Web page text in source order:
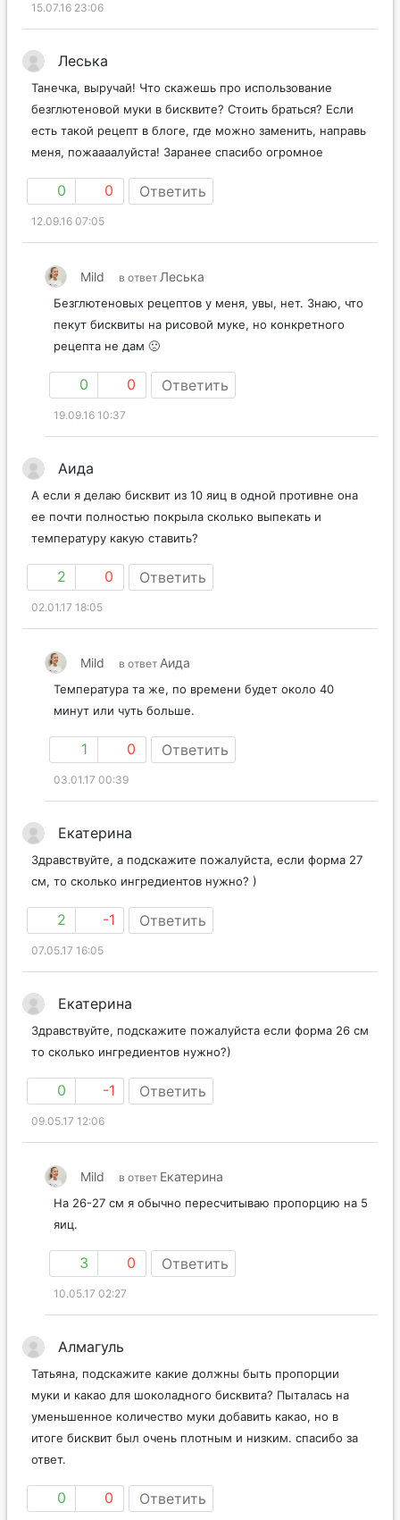
15.07.16 23:06
Леська
Танечка, выручай! Что скажешь про использование
безглютеновой муки в бисквите? Стоить браться? Если
есть такой рецепт в блоге, где можно заменить, направь
меня, пожаааалуйста! Заранее спасибо огромное
0 0 Ответить
12.09.16 07:05
Mild в ответ Леська
Безглютеновых рецептов у меня, увы, нет. Знаю, что
пекут бисквиты на рисовой муке, но конкретного
рецепта не дам 🙁
0 0 Ответить
19.09.16 10:37
Аида
А если я делаю бисквит из 10 яиц в одной противне она
ее почти полностью покрыла сколько выпекать и
температуру какую ставить?
2 0 Ответить
02.01.17 18:05
Mild в ответ Аида
Температура та же, по времени будет около 40
минут или чуть больше.
1 0 Ответить
03.01.17 00:39
Екатерина
Здравствуйте, а подскажите пожалуйста, если форма 27
см, то сколько ингредиентов нужно? )
2 -1 Ответить
07.05.17 16:05
Екатерина
Здравствуйте, подскажите пожалуйста если форма 26 см
то сколько ингредиентов нужно?)
0 -1 Ответить
09.05.17 12:06
Mild в ответ Екатерина
На 26-27 см я обычно пересчитываю пропорцию на 5
яиц.
3 0 Ответить
10.05.17 02:27
Алмагуль
Татьяна, подскажите какие должны быть пропорции
муки и какао для шоколадного бисквита? Пыталась на
уменьшенное количество муки добавить какао, но в
итоге бисквит был очень плотным и низким. спасибо за
ответ.
0 0 Ответить